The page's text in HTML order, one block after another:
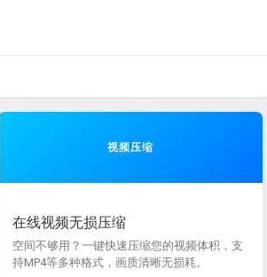
视频压缩
在线视频无损压缩
空间不够用？一键快速压缩您的视频体积，支
持MP4等多种格式，画质清晰无损耗。